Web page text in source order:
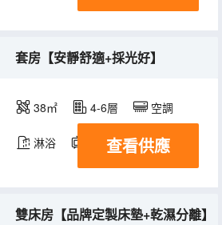
套房【安靜舒適+採光好】
38㎡ 4-6層 空調
淋浴 電視機
查看供應
雙床房【品牌定製床墊+乾濕分離】